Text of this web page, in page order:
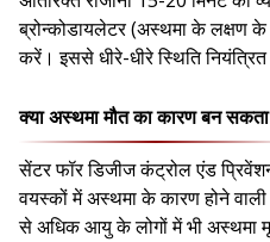
ब्रोन्कोडायलेटर (अस्थमा के लक्षण
करें। इससे धीरे-धीरे स्थिति नियंत्रित
क्या अस्थमा मौत का कारण बन
सेंटर फॉर डिजीज कंट्रोल एंड
वयस्कों में अस्थमा के कारण होने
से अधिक आयु के लोगों में भी अस्थमा